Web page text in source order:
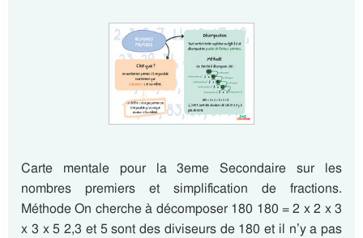
Carte mentale pour la 3eme Secondaire sur les
nombres premiers et simplification de fractions.
Méthode On cherche à décomposer 180 180 = 2 x 2 x 3
x 3 x 5 2,3 et 5 sont des diviseurs de 180 et il n’y a pas